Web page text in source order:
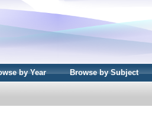
by Year Browse by Subject